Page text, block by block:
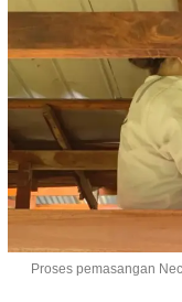
Proses pemasangan